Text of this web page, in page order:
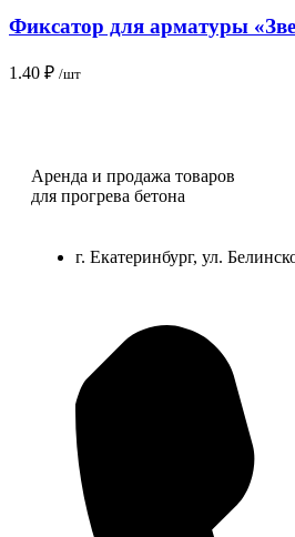
Фиксатор для арматуры
1.40 ₽ /шт
Аренда и продажа товаров
для прогрева бетона
г. Екатеринбург, ул.